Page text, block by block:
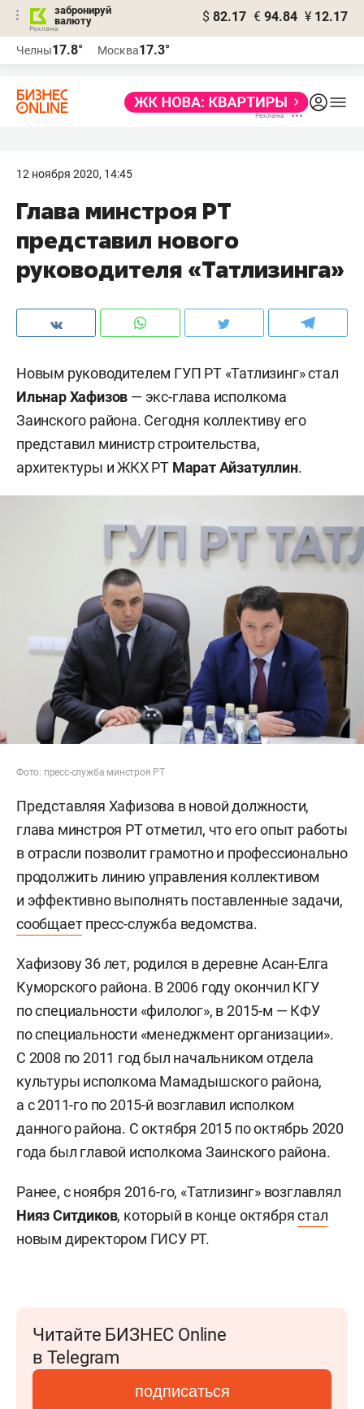
забронируй
валюту
$ 82.17 € 94.84 ¥ 12.17
Челны17.8° Москва17.3°
12 ноября 2020, 14:45
Глава минстроя РТ
представил нового
руководителя «Татлизинга»
Новым руководителем ГУП РТ «Татлизинг» стал
Ильнар Хафизов — экс-глава исполкома
Заинского района. Сегодня коллективу его
представил министр строительства,
архитектуры и ЖКХ РТ Марат Айзатуллин.
Фото: пресс-служба минстроя РТ
Представляя Хафизова в новой должности,
глава минстроя РТ отметил, что его опыт работы
в отрасли позволит грамотно и профессионально
продолжить линию управления коллективом
и эффективно выполнять поставленные задачи,
сообщаетпресс-служба ведомства.
Хафизову 36 лет, родился в деревне Асан-Елга
Куморского района. В 2006 году окончил КГУ
по специальности «филолог», в 2015-м — КФУ
по специальности «менеджмент организации».
С 2008 по 2011 год был начальником отдела
культуры исполкома Мамадышского района,
а с 2011-го по 2015-й возглавил исполком
данного района. С октября 2015 по октябрь 2020
года был главой исполкома Заинского района.
Ранее, с ноября 2016-го, «Татлизинг» возглавлял
Нияз Ситдиков, который в конце октябрястал
новым директором ГИСУ РТ.
Читайте БИЗНЕС Online
в Telegram
подписаться